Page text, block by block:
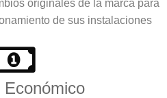
originales de la marca para
de sus instalaciones
Económico